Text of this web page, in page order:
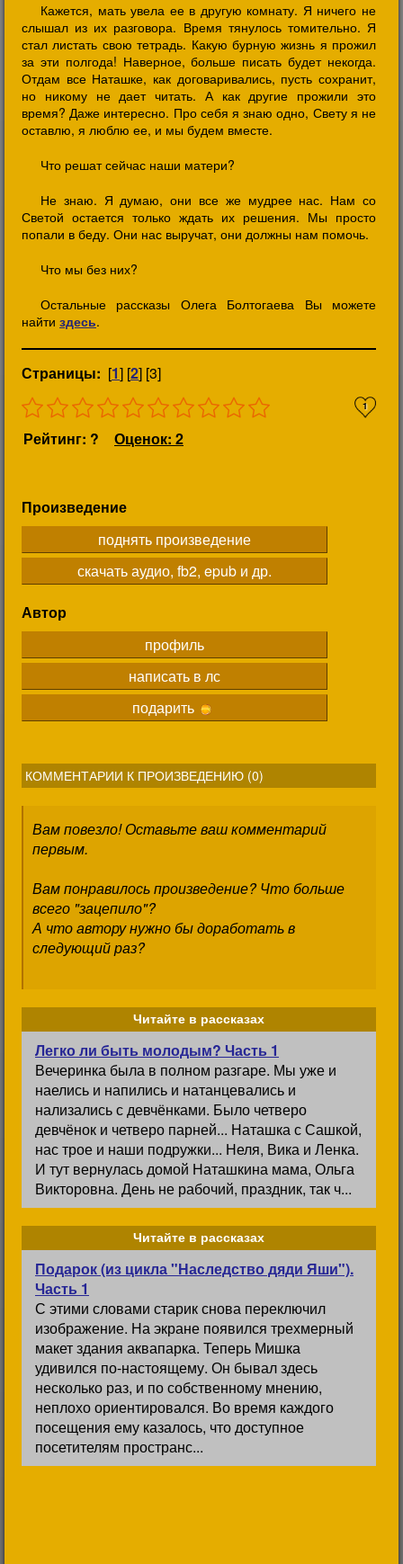
Кажется, мать увела ее в другую комнату. Я ничего не
слышал из их разговора. Время тянулось томительно. Я
стал листать свою тетрадь. Какую бурную жизнь я прожил
за эти полгода! Наверное, больше писать будет некогда.
Отдам все Наташке, как договаривались, пусть сохранит,
но никому не дает читать. А как другие прожили это
время? Даже интересно. Про себя я знаю одно, Свету я не
оставлю, я люблю ее, и мы будем вместе.
Что решат сейчас наши матери?
Не знаю. Я думаю, они все же мудрее нас. Нам со
Светой остается только ждать их решения. Мы просто
попали в беду. Они нас выручат, они должны нам помочь.
Что мы без них?
Остальные рассказы Олега Болтогаева Вы можете
найти здесь.
Страницы: [1] [2] [3]
1
Рейтинг: ? Оценок: 2
Произведение
поднять произведение
скачать аудио, fb2, epub и др.
Автор
профиль
написать в лс
подарить
КОММЕНТАРИИ К ПРОИЗВЕДЕНИЮ (0)
Вам повезло! Оставьте ваш комментарий
первым.
Вам понравилось произведение? Что больше
всего "зацепило"?
А что автору нужно бы доработать в
следующий раз?
Читайте в рассказах
Легко ли быть молодым? Часть 1
Вечеринка была в полном разгаре. Мы уже и
наелись и напились и натанцевались и
нализались с девчёнками. Было четверо
девчёнок и четверо парней... Наташка с Сашкой,
нас трое и наши подружки... Неля, Вика и Ленка.
И тут вернулась домой Наташкина мама, Ольга
Викторовна. День не рабочий, праздник, так ч...
Читайте в рассказах
Подарок (из цикла "Наследство дяди Яши").
Часть 1
С этими словами старик снова переключил
изображение. На экране появился трехмерный
макет здания аквапарка. Теперь Мишка
удивился по-настоящему. Он бывал здесь
несколько раз, и по собственному мнению,
неплохо ориентировался. Во время каждого
посещения ему казалось, что доступное
посетителям пространс...